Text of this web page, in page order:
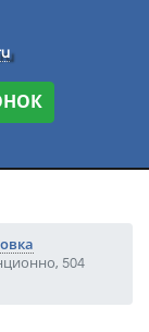
504